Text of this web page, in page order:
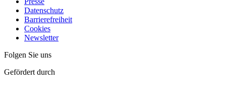
Datenschutz
Barrierefreiheit
Cookies
Newsletter
Folgen Sie uns
Gefördert durch